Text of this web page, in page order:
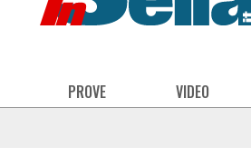
PROVE VIDEO